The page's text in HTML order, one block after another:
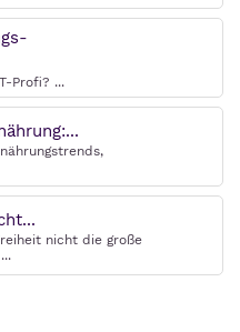
Profi? ...
nicht die große